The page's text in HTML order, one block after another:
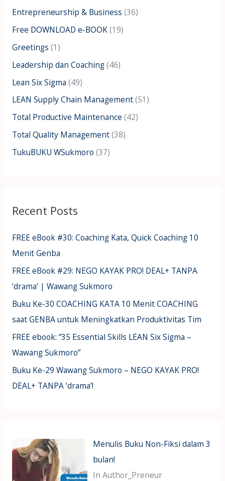
o
r
:
Entrepreneurship & Business (36)
Free DOWNLOAD e-BOOK(19)
Greetings (1)
Leadership dan Coaching(46)
Lean Six Sigma (49)
LEAN Supply Chain Management(51)
Total Productive Maintenance (42)
Total Quality Management(38)
TukuBUKU WSukmoro (37)
Recent Posts
FREE eBook #30: Coaching Kata, Quick Coaching 10
Menit Genba
FREE eBook #29: NEGO KAYAK PRO! DEAL+ TANPA
‘drama’ | Wawang Sukmoro
Buku Ke-30 COACHING KATA 10 Menit COACHING
saat GENBA untuk Meningkatkan Produktivitas Tim
FREE ebook: “35 Essential Skills LEAN Six Sigma –
Wawang Sukmoro”
Buku Ke-29 Wawang Sukmoro – NEGO KAYAK PRO!
DEAL+ TANPA ‘drama’!
Menulis Buku Non-Fiksi dalam 3
bulan!
In Author_Preneur